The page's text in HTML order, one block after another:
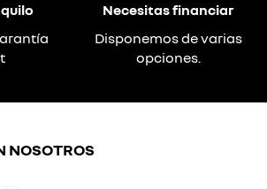
Necesitas financiar
Disponemos de varias
opciones.
NOSOTROS